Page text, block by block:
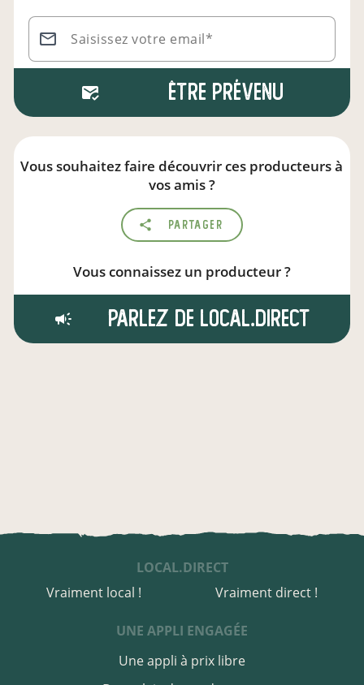
Saisissez votre email*
Être prévenu
Vous souhaitez faire découvrir ces producteurs à
vos amis ?
Partager
Vous connaissez un producteur ?
Parlez de local.direct
LOCAL.DIRECT
Vraiment local !
Vraiment direct !
UNE APPLI ENGAGÉE
Une appli à prix libre